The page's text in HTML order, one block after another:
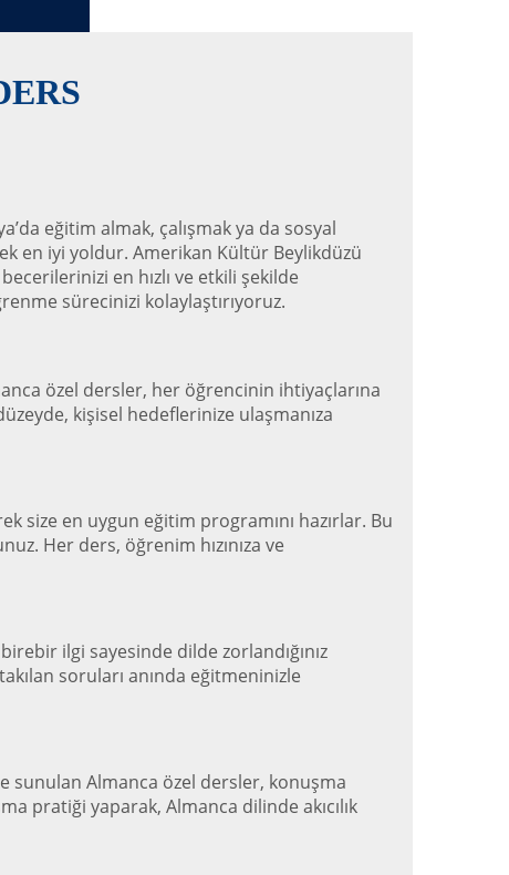
eğitim almak, çalışmak ya da sosyal
en iyi yoldur. Amerikan Kültür Beylikdüzü
en hızlı ve etkili şekilde
sürecinizi kolaylaştırıyoruz.
özel dersler, her öğrencinin ihtiyaçlarına
kişisel hedeflerinize ulaşmanıza
size en uygun eğitim programını hazırlar. Bu
Her ders, öğrenim hızınıza ve
ilgi sayesinde dilde zorlandığınız
soruları anında eğitmeninizle
sunulan Almanca özel dersler, konuşma
pratiği yaparak, Almanca dilinde akıcılık